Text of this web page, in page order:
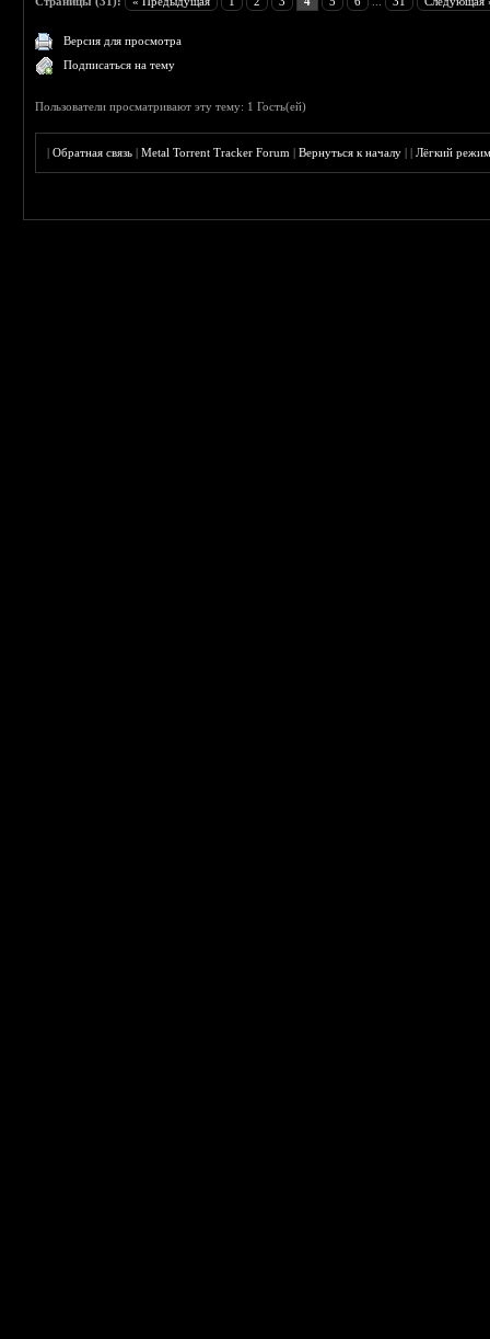
Версия для просмотра
Подписаться на тему
Пользователи просматривают эту тему: 1 Гость(ей)
|Обратная связь |Metal Torrent Tracker Forum |Вернуться к началу ||Лёгкий